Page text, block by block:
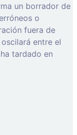
un borrador de
o
fuera de
entre el
tardado en